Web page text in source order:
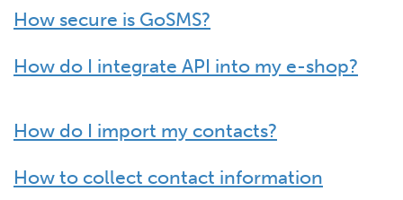
How secure is GoSMS?
How do I integrate API into my e-shop?
How do I import my contacts?
How to collect contact information